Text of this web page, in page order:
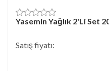
Yasemin Yağlık 2'Li Set
Satış fiyatı: